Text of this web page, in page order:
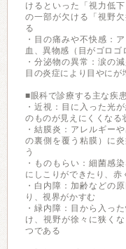
けるといった「視力低
の一部が欠ける「視野
る
・目の痛みや不快感：
血、異物感（目がゴロゴ
・分泌物の異常：涙の
目の炎症により目やに
■眼科で診療する主な疾患
・近視：目に入った光
のものが見えにくくなる
・結膜炎：アレルギー
の裏側を覆う粘膜）に
う
・ものもらい：細菌感
にしこりができたり、赤
・白内障：加齢などの
り、視界がかすむ
・緑内障：目から入っ
け、視野が徐々に狭く
つである